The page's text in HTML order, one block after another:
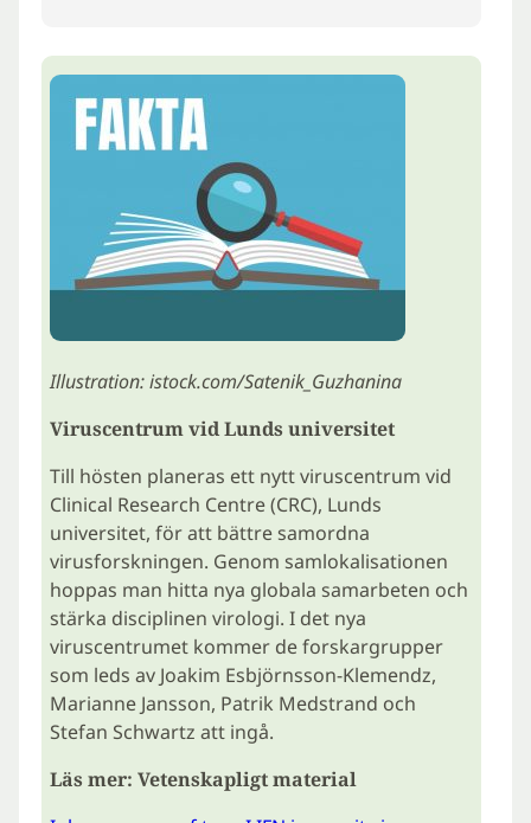
Illustration: istock.com/Satenik_Guzhanina
Viruscentrum vid Lunds universitet
Till hösten planeras ett nytt viruscentrum vid
Clinical Research Centre (CRC), Lunds
universitet, för att bättre samordna
virusforskningen. Genom samlokalisationen
hoppas man hitta nya globala samarbeten och
stärka disciplinen virologi. I det nya
viruscentrumet kommer de forskargrupper
som leds av Joakim Esbjörnsson-Klemendz,
Marianne Jansson, Patrik Medstrand och
Stefan Schwartz att ingå.
Läs mer: Vetenskapligt material